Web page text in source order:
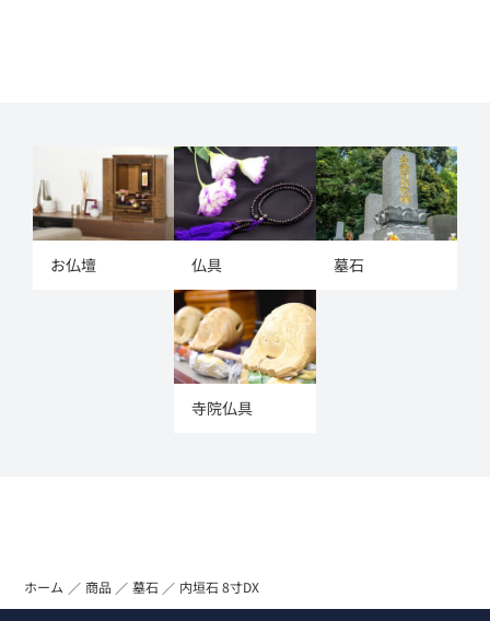
お仏壇 仏具 墓石
寺院仏具
ホーム 商品 墓石 内垣石 8寸DX